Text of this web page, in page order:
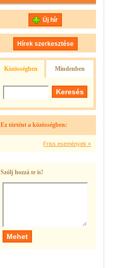
Új hír
Hírek szerkesztése
Közösségben Mindenben
Ez történt a közösségben:
Friss események »
Szólj hozzá te is!